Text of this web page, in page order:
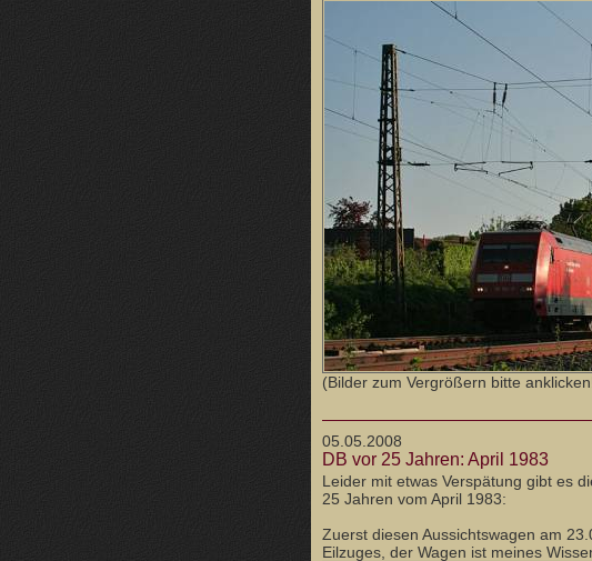
(Bilder zum Vergrößern bitte
05.05.2008
DB vor 25 Jahren: April 1983
Leider mit etwas Verspätung gibt es
25 Jahren vom April 1983:
Zuerst diesen Aussichtswagen am
Eilzuges, der Wagen ist meines